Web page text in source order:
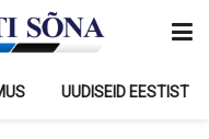
UUDISEID EESTIST